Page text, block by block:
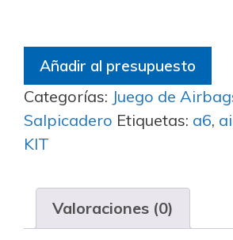
Añadir al presupuesto
Categorías: Juego de
Salpicadero Etiquetas: a6,
KIT
Valoraciones (0)